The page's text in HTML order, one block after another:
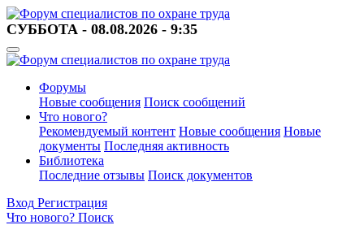
СУББОТА - 08.08.2026 - 9:35
Форумы
Новые сообщения Поиск сообщений
Что нового?
Рекомендуемый контент Новые сообщения Новые
документы Последняя активность
Библиотека
Последние отзывы Поиск документов
Вход Регистрация
Что нового? Поиск